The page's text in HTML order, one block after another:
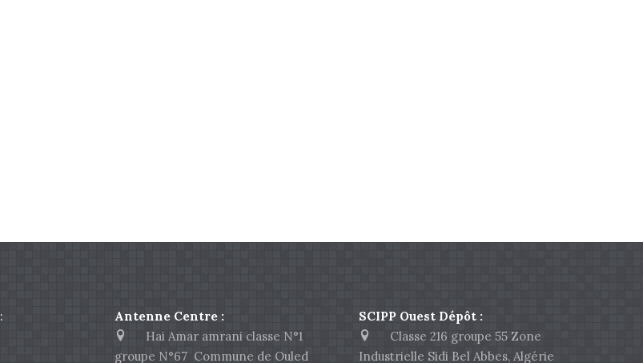
:
Antenne Centre :
Hai Amar amrani classe N°1
groupe N°67 Commune de Ouled
SCIPP Ouest Dépôt :
Classe 216 groupe 55 Zone
Industrielle Sidi Bel Abbes, Algérie